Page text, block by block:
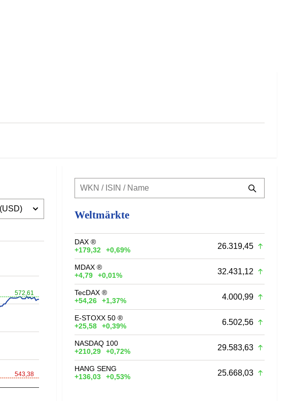
572,61
543,38
Weltmärkte
DAX ®
+179,32
+0,69% 26.319,45
MDAX ®
+4,79
+0,01% 32.431,12
TecDAX ®
+54,26
+1,37% 4.000,99
E-STOXX 50 ®
+25,58
+0,39% 6.502,56
NASDAQ 100
+210,29
+0,72% 29.583,63
HANG SENG
+136,03
+0,53% 25.668,03